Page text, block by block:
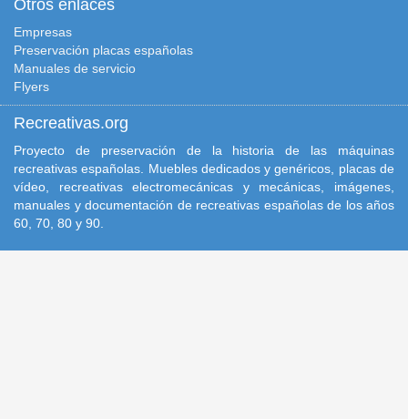
Otros enlaces
Empresas
Preservación placas españolas
Manuales de servicio
Flyers
Recreativas.org
Proyecto de preservación de la historia de las máquinas
recreativas españolas. Muebles dedicados y genéricos, placas de
vídeo, recreativas electromecánicas y mecánicas, imágenes,
manuales y documentación de recreativas españolas de los años
60, 70, 80 y 90.